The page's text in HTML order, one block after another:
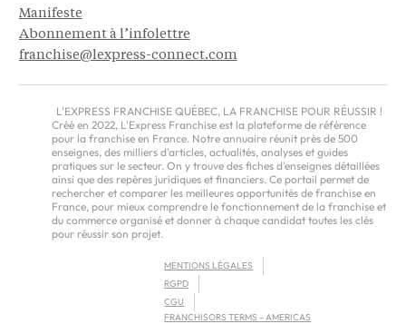
Manifeste
Abonnement à l’infolettre
franchise@lexpress-connect.com
L'EXPRESS FRANCHISE QUÉBEC, LA FRANCHISE POUR RÉUSSIR !
Créé en 2022, L'Express Franchise est la plateforme de référence
pour la franchise en France. Notre annuaire réunit près de 500
enseignes, des milliers d'articles, actualités, analyses et guides
pratiques sur le secteur. On y trouve des fiches d'enseignes détaillées
ainsi que des repères juridiques et financiers. Ce portail permet de
rechercher et comparer les meilleures opportunités de franchise en
France, pour mieux comprendre le fonctionnement de la franchise et
du commerce organisé et donner à chaque candidat toutes les clés
pour réussir son projet.
MENTIONS LÉGALES
RGPD
CGU
FRANCHISORS TERMS – AMERICAS